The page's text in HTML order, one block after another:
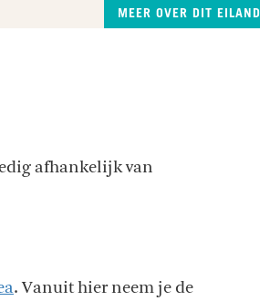
MEER OVER DIT EILAND
afhankelijk van
. Vanuit hier neem je de